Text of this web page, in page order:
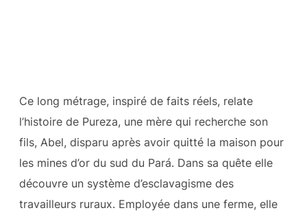
Ce long métrage, inspiré de faits réels, relate
l’histoire de Pureza, une mère qui recherche son
fils, Abel, disparu après avoir quitté la maison pour
les mines d’or du sud du Pará. Dans sa quête elle
découvre un système d’esclavagisme des
travailleurs ruraux. Employée dans une ferme, elle